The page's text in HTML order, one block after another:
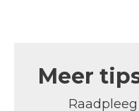
Meer